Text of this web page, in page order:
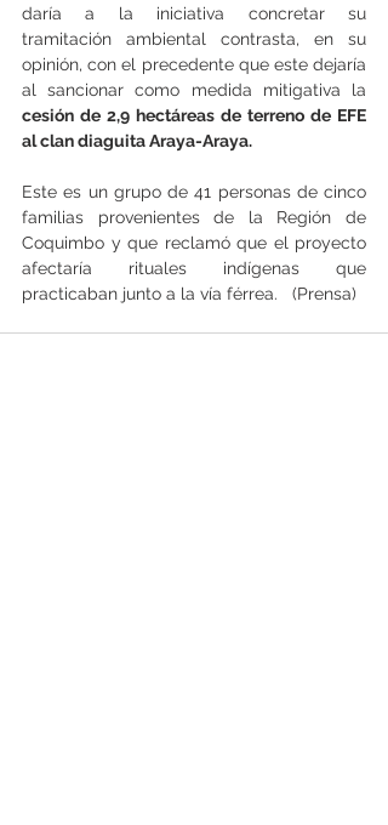
daría a la iniciativa concretar su
tramitación ambiental contrasta, en su
opinión, con el precedente que este dejaría
cesión de 2,9 hectáreas de terreno de EFE
al clan diaguita Araya-Araya.
Este es un grupo de 41 personas de cinco
familias provenientes de la Región de
Coquimbo y que reclamó que el proyecto
afectaría rituales indígenas que
practicaban junto a la vía férrea.   (Prensa)